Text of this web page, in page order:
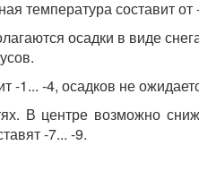
температура составит от
осадки в виде
1... -4, осадков не
В центре возможно
-7... -9.